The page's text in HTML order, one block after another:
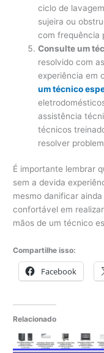
ciclo de
sujeira ou
com frequência
Consulte um
resolvido com
experiência em
um técnico
assistência
técnicos
resolver
É importante lembrar
sem a devida
mesmo danificar
confortável em
mãos de um técnico
Compartilhe isso:
Facebook
Relacionado